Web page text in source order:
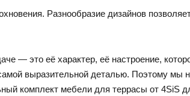
Разнообразие дизайнов
— это её характер, её настроение,
выразительной деталью. Поэтому мы
комплект мебели для террасы от 4SiS